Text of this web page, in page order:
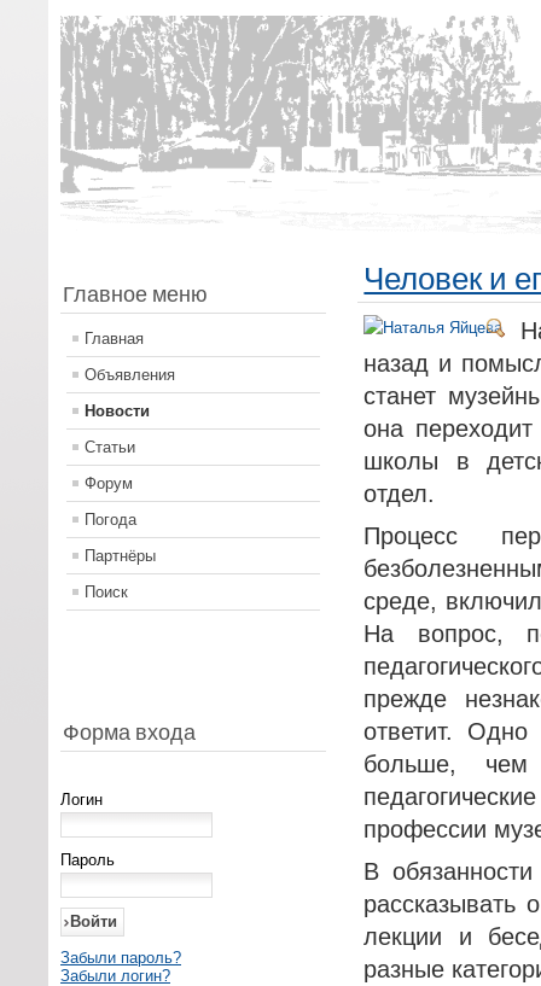
Главное меню
Главная
Объявления
Новости
Статьи
Форум
Погода
Партнёры
Поиск
Форма входа
Логин
Пароль
Забыли пароль?
Забыли логин?
Человек и
назад и
станет
она
школы в
отдел.
Процесс
среде,
На вопрос,
прежде
ответит. Одно
больше, чем
профессии
В
рассказывать
лекции и
разные